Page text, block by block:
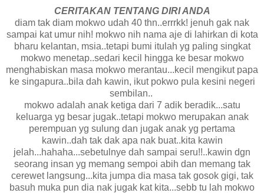
CERITAKAN TENTANG DIRI ANDA
diam tak diam mokwo udah 40 thn..errrkk! jenuh gak nak
sampai kat umur nih! mokwo nih nama aje di lahirkan di kota
bharu kelantan, msia..tetapi bumi itulah yg paling singkat
mokwo menetap..sedari kecil hingga ke besar mokwo
menghabiskan masa mokwo merantau...kecil mengikut papa
ke singapura..bila dah kawin, ikut pokwo pula kesini negeri
sembilan..
mokwo adalah anak ketiga dari 7 adik beradik...satu
keluarga yg besar jugak..tetapi mokwo merupakan anak
perempuan yg sulung dan jugak anak yg pertama
kawin..dah tak dak apa nak buat..kita kawin
jelah...hahaha...sebetulnye dah sampai seru!!..kawin dgn
seorang insan yg memang sempoi abih dan memang tak
cerewet langsung...kita jumpa dia masa tak gosok gigi, tak
basuh muka pun dia nak jugak kat kita...sebb tu lah mokwo